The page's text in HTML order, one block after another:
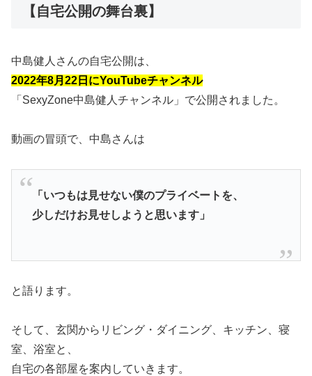
【自宅公開の舞台裏】
中島健人さんの自宅公開は、
2022年8月22日にYouTubeチャンネル
「SexyZone中島健人チャンネル」で公開されました。
動画の冒頭で、中島さんは
「いつもは見せない僕のプライベートを、
少しだけお見せしようと思います」
と語ります。
そして、玄関からリビング・ダイニング、キッチン、寝
室、浴室と、
自宅の各部屋を案内していきます。